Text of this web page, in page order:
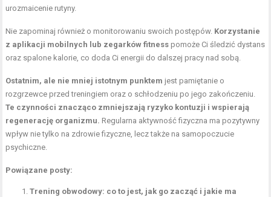
urozmaicenie rutyny.
Nie zapominaj również o monitorowaniu swoich postępów. Korzystanie
z aplikacji mobilnych lub zegarków fitness pomoże Ci śledzić dystans
oraz spalone kalorie, co doda Ci energii do dalszej pracy nad sobą.
Ostatnim, ale nie mniej istotnym punktem jest pamiętanie o
rozgrzewce przed treningiem oraz o schłodzeniu po jego zakończeniu.
Te czynności znacząco zmniejszają ryzyko kontuzji i wspierają
regenerację organizmu. Regularna aktywność fizyczna ma pozytywny
wpływ nie tylko na zdrowie fizyczne, lecz także na samopoczucie
psychiczne.
Powiązane posty:
Trening obwodowy: co to jest, jak go zacząć i jakie ma